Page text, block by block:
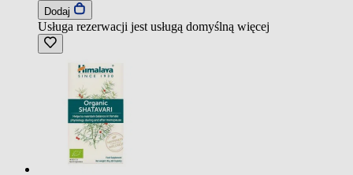
Dodaj
Usługa rezerwacji jest usługą domyślną więcej